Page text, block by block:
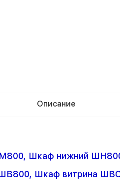
Описание
Шкаф нижний
Шкаф витрина